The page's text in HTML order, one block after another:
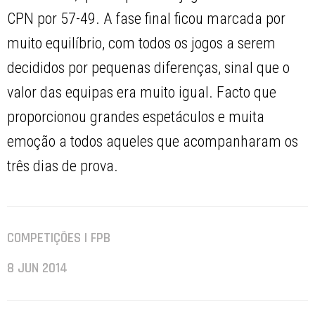
CPN por 57-49. A fase final ficou marcada por
muito equilíbrio, com todos os jogos a serem
decididos por pequenas diferenças, sinal que o
valor das equipas era muito igual. Facto que
proporcionou grandes espetáculos e muita
emoção a todos aqueles que acompanharam os
três dias de prova.
COMPETIÇÕES | FPB
8 JUN 2014